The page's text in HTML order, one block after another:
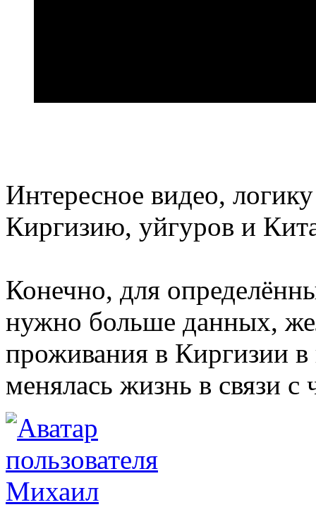
Интересное видео,
Киргизию, уйгуров и
Конечно, для
нужно больше данных,
проживания в Киргизии в
менялась жизнь в связи
Михаил